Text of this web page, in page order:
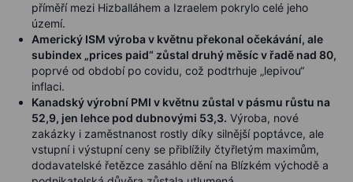
příměří mezi Hizballáhem a Izraelem pokrylo celé jeho
území.
Americký ISM výroba v květnu překonal očekávání, ale
subindex „prices paid“ zůstal druhý měsíc v řadě nad 80,
poprvé od období po covidu, což podtrhuje „lepivou“
inflaci.
Kanadský výrobní PMI v květnu zůstal v pásmu růstu na
52,9, jen lehce pod dubnovými 53,3. Výroba, nové
zakázky i zaměstnanost rostly díky silnější poptávce, ale
vstupní i výstupní ceny se přiblížily čtyřletým maximům,
dodavatelské řetězce zasáhlo dění na Blízkém východě a